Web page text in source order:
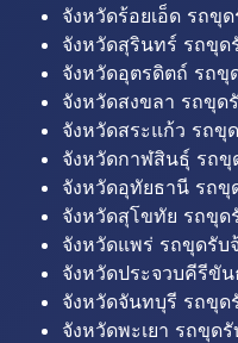
จังหวัดร้อยเอ็ด รถขุ
จังหวัดสุรินทร์ รถขุด
จังหวัดอุตรดิตถ์ รถขุ
จังหวัดสงขลา รถขุด
จังหวัดสระแก้ว รถขุ
จังหวัดกาฬสินธุ์ รถ
จังหวัดอุทัยธานี รถขุ
จังหวัดสุโขทัย รถขุด
จังหวัดแพร่ รถขุดรับ
จังหวัดประจวบคีรีขั
จังหวัดจันทบุรี รถขุด
จังหวัดพะเยา รถขุด